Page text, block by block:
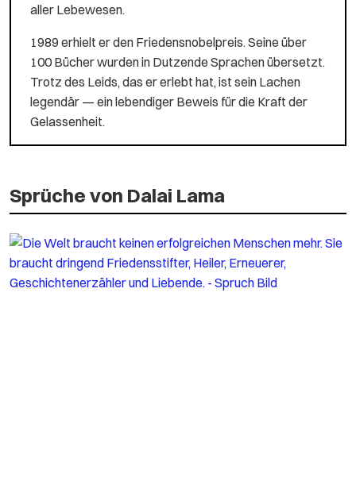
aller Lebewesen.
1989 erhielt er den Friedensnobelpreis. Seine über
100 Bücher wurden in Dutzende Sprachen übersetzt.
Trotz des Leids, das er erlebt hat, ist sein Lachen
legendär — ein lebendiger Beweis für die Kraft der
Gelassenheit.
Sprüche von Dalai Lama